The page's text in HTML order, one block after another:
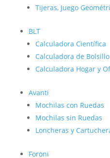
Tijeras, Juego
BLT
Calculadora Científica
Calculadora de Bolsillo
Calculadora Hogar y
Avanti
Mochilas con Ruedas
Mochilas sin Ruedas
Loncheras y
Foroni